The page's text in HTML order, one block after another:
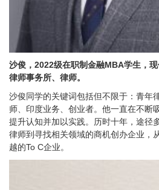
沙俊，2022级在职制金融MBA学生，现
律师事务所、律师。
沙俊同学的关键词包括但不限于：青年
师、印度业务、创业者。他一直在不断
提升认知并加以实践。历时十年，途径
律师到寻找相关领域的商机创办企业，
越的To C企业。